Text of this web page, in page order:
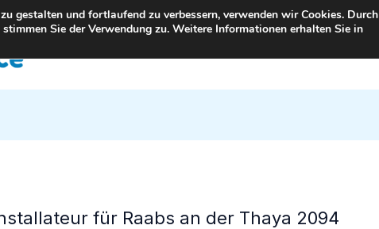
für Raabs an der Thaya 2094
gestalten und fortlaufend zu verbessern, verwenden wir Cookies. Durch
Sie der Verwendung zu. Weitere Informationen erhalten Sie in